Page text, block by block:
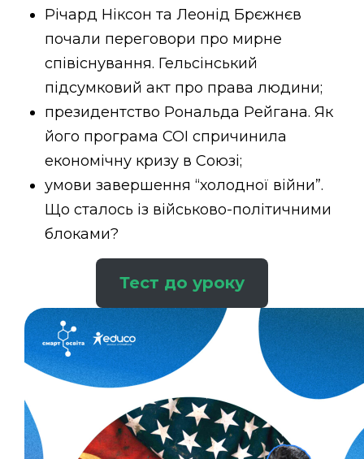
Річард Ніксон та Леонід Брєжнєв
почали переговори про мирне
співіснування. Гельсінський
підсумковий акт про права людини;
президентство Рональда Рейгана. Як
його програма СОІ спричинила
економічну кризу в Союзі;
умови завершення “холодної війни”.
Що сталось із військово-політичними
блоками?
Тест до уроку